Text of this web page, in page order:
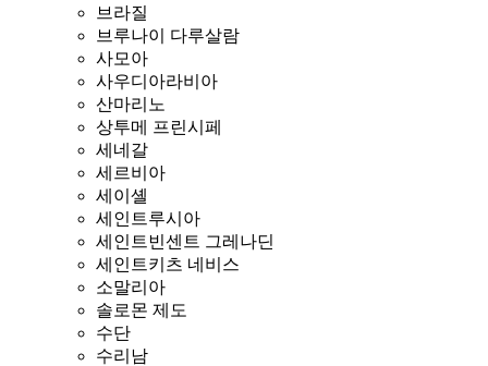
브라질
브루나이 다루살람
사모아
사우디아라비아
산마리노
상투메 프린시페
세네갈
세르비아
세이셸
세인트루시아
세인트빈센트 그레나딘
세인트키츠 네비스
소말리아
솔로몬 제도
수단
수리남